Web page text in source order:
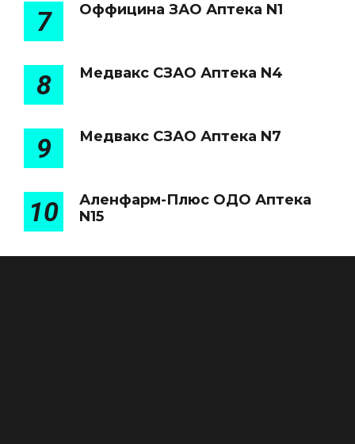
7 Оффицина ЗАО Аптека N1
8 Медвакс СЗАО Аптека N4
9 Медвакс СЗАО Аптека N7
10
Аленфарм-Плюс ОДО Аптека
N15